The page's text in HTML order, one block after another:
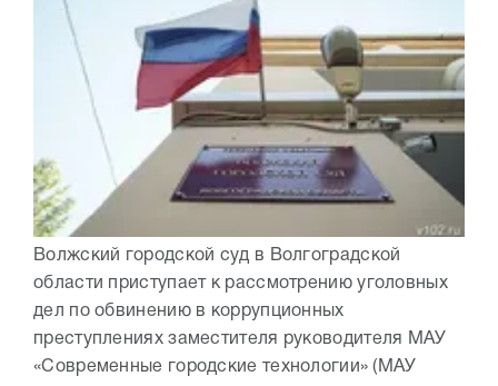
Волжский городской суд в Волгоградской
области приступает к рассмотрению уголовных
дел по обвинению в коррупционных
преступлениях заместителя руководителя МАУ
«Современные городские технологии» (МАУ